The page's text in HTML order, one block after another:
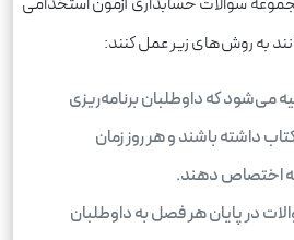
به روش‌های زیر عمل کنند:
می‌شود که داوطلبان برنامه‌ریزی
داشته باشند و هر روز زمان
اختصاص دهند.
در پایان هر فصل به داوطلبان